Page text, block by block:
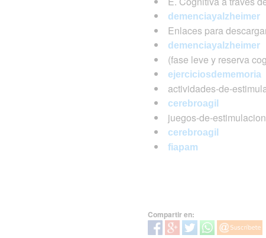
demenciayalzheimer
Enlaces para
demenciayalzheimer
(fase leve y reserva
ejerciciosdememoria
actividades-de-
cerebroagil
juegos-de-
cerebroagil
fiapam
Compartir en: